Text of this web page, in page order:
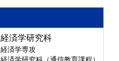
経済学研究科
経済学専攻